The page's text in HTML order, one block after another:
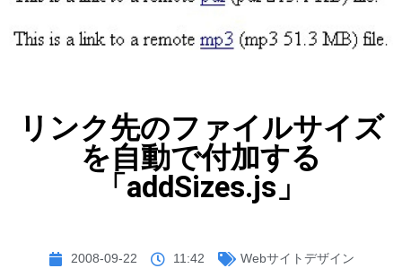
リンク先のファイルサイズ
を自動で付加する
「addSizes.js」
2008-09-22 11:42 Webサイトデザイン